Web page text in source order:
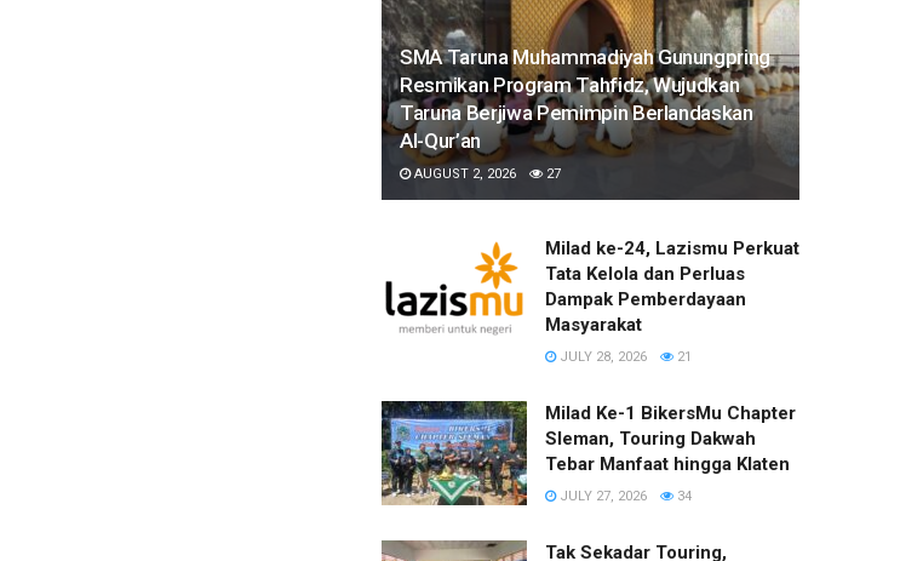
SMA Taruna Muhammadiyah Gunungpring
Resmikan Program Tahfidz, Wujudkan
Taruna Berjiwa Pemimpin Berlandaskan
Al-Qur’an
AUGUST 2, 2026 27
Milad ke-24, Lazismu Perkuat
Tata Kelola dan Perluas
Dampak Pemberdayaan
Masyarakat
JULY 28, 2026 21
Milad Ke-1 BikersMu Chapter
Sleman, Touring Dakwah
Tebar Manfaat hingga Klaten
JULY 27, 2026 34
Tak Sekadar Touring,